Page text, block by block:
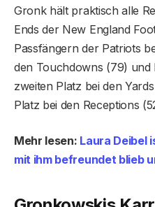
Gronk hält praktisch alle
Ends der New England
Passfängern der Patriots
den Touchdowns (79) und
zweiten Platz bei den
Platz bei den Receptions
Mehr lesen: Laura Deibel
mit ihm befreundet blieb